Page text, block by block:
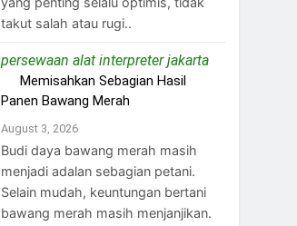
takut salah atau rugi..
persewaan alat interpreter jakarta
Memisahkan Sebagian Hasil
Panen Bawang Merah
August 3, 2026
Budi daya bawang merah masih
menjadi adalan sebagian petani.
Selain mudah, keuntungan bertani
bawang merah masih menjanjikan.